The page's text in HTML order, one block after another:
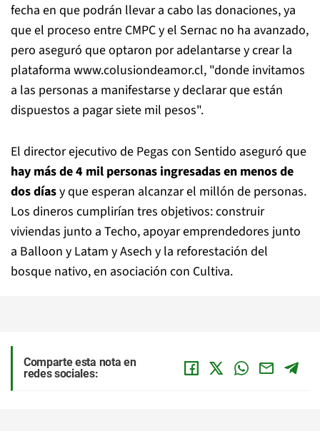
fecha en que podrán llevar a cabo las donaciones, ya
que el proceso entre CMPC y el Sernac no ha avanzado,
pero aseguró que optaron por adelantarse y crear la
plataforma www.colusiondeamor.cl, "donde invitamos
a las personas a manifestarse y declarar que están
dispuestos a pagar siete mil pesos".
El director ejecutivo de Pegas con Sentido aseguró que
hay más de 4 mil personas ingresadas en menos de
dos díasy que esperan alcanzar el millón de personas.
Los dineros cumplirían tres objetivos: construir
viviendas junto a Techo, apoyar emprendedores junto
a Balloon y Latam y Asech y la reforestación del
bosque nativo, en asociación con Cultiva.
Comparte esta nota en
redes sociales: